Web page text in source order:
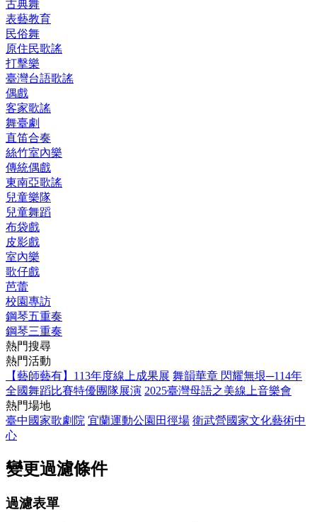
古典舞
表藝教育
民俗舞
原住民歌謠
打擊樂
臺灣台語歌謠
偶戲
客家歌謠
舞臺劇
直笛合奏
絲竹室內樂
傳統偶戲
東南亞歌謠
兒童樂隊
兒童舞蹈
布袋戲
皮影戲
室內樂
歌仔戲
芭蕾
校園專訪
鋼琴五重奏
鋼琴三重奏
熱門搜尋
熱門活動
【藝師藝有】113年度線上成果展 舞韻華章 閃耀無垠─114年
全國舞蹈比賽特優團隊展演 2025臺灣母語之美線上音樂會
熱門場地
臺中國家歌劇院 宜蘭運動公園田徑場 衛武營國家文化藝術中
心
變更過濾條件
過濾表單